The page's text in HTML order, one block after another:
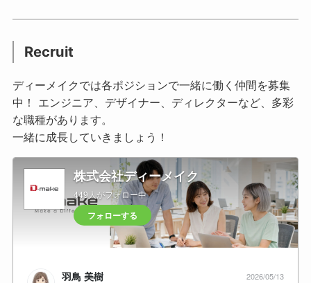
Recruit
ディーメイクでは各ポジションで一緒に働く仲間を募集
中！ エンジニア、デザイナー、ディレクターなど、多彩
な職種があります。
一緒に成長していきましょう！